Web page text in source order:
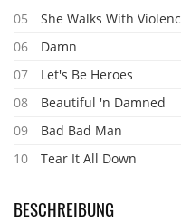
05
She Walks With
06
Damn
07
Let's Be Heroes
08
Beautiful 'n Damned
09
Bad Bad Man
10
Tear It All Down
BESCHREIBUNG